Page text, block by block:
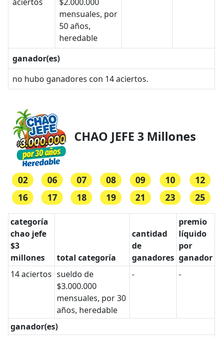
mensuales, por
50 años,
heredable
ganador(es)
no hubo ganadores con 14 aciertos.
CHAO JEFE 3 Millones
02 06 07 08 09 10
12
16
17 18 19 21 23 25
categoría
chao jefe
$3
millones
total categoría
cantidad
de
ganadores
premio
líquido
por
ganador
14 aciertos sueldo de
$3.000.000
mensuales, por 30
años, heredable
- -
ganador(es)